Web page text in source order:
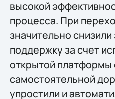
высокой
процесса. При
значительно снизили
поддержку за счет
открытой
самостоятельной
упростили и